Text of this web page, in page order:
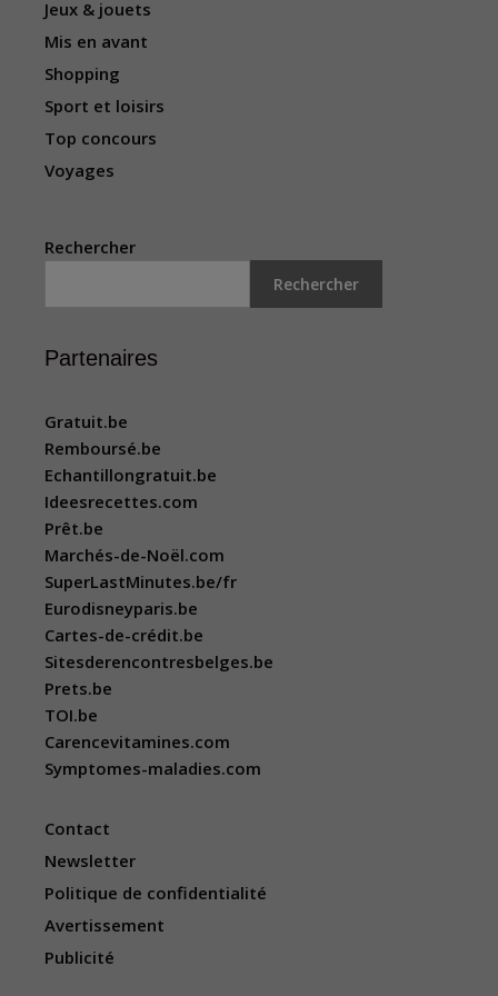
Jeux & jouets
Mis en avant
Shopping
Sport et loisirs
Top concours
Voyages
Rechercher
Rechercher
Partenaires
Gratuit.be
Remboursé.be
Echantillongratuit.be
Ideesrecettes.com
Prêt.be
Marchés-de-Noël.com
SuperLastMinutes.be/fr
Eurodisneyparis.be
Cartes-de-crédit.be
Sitesderencontresbelges.be
Prets.be
TOI.be
Carencevitamines.com
Symptomes-maladies.com
Contact
Newsletter
Politique de confidentialité
Avertissement
Publicité